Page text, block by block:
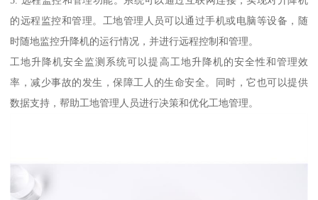
的远程监控和管理。工地管理人员可以通过手机或电脑等设备，随
时随地监控升降机的运行情况，并进行远程控制和管理。
工地升降机安全监测系统可以提高工地升降机的安全性和管理效
率，减少事故的发生，保障工人的生命安全。同时，它也可以提供
数据支持，帮助工地管理人员进行决策和优化工地管理。